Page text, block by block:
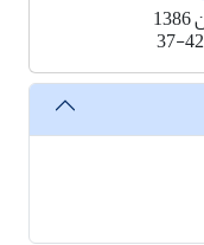
37-42